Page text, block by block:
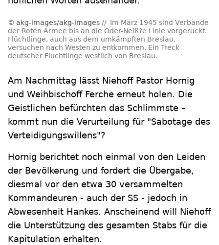
akg-images/akg-images
Im März 1945 sind Verbände
der Roten Armee bis an die Oder-Neiß?e Linie vorgerückt.
Flüchtlinge, auch aus dem umkämpften Breslau,
versuchen nach Westen zu entkommen. Ein Treck
deutscher Flüchtlinge westlich von Breslau.
Am Nachmittag lässt Niehoff Pastor Hornig
und Weihbischoff Ferche erneut holen. Die
Geistlichen befürchten das Schlimmste –
kommt nun die Verurteilung für "Sabotage des
Verteidigungswillens"?
Hornig berichtet noch einmal von den Leiden
der Bevölkerung und fordert die Übergabe,
diesmal vor den etwa 30 versammelten
Kommandeuren - auch der SS - jedoch in
Abwesenheit Hankes. Anscheinend will Niehoff
die Unterstützung des gesamten Stabs für die
Kapitulation erhalten.